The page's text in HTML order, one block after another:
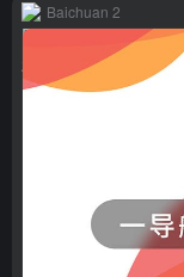
Baichuan 2